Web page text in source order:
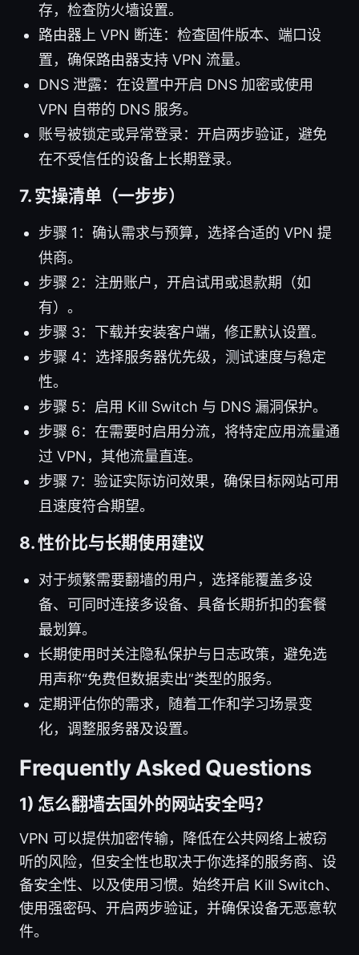
存，检查防火墙设置。
路由器上 VPN 断连：检查固件版本、端口设
置，确保路由器支持 VPN 流量。
DNS 泄露：在设置中开启 DNS 加密或使用
VPN 自带的 DNS 服务。
账号被锁定或异常登录：开启两步验证，避免
在不受信任的设备上长期登录。
7. 实操清单（一步步）
步骤 1：确认需求与预算，选择合适的 VPN 提
供商。
步骤 2：注册账户，开启试用或退款期（如
有）。
步骤 3：下载并安装客户端，修正默认设置。
步骤 4：选择服务器优先级，测试速度与稳定
性。
步骤 5：启用 Kill Switch 与 DNS 漏洞保护。
步骤 6：在需要时启用分流，将特定应用流量通
过 VPN，其他流量直连。
步骤 7：验证实际访问效果，确保目标网站可用
且速度符合期望。
8. 性价比与长期使用建议
对于频繁需要翻墙的用户，选择能覆盖多设
备、可同时连接多设备、具备长期折扣的套餐
最划算。
长期使用时关注隐私保护与日志政策，避免选
用声称“免费但数据卖出”类型的服务。
定期评估你的需求，随着工作和学习场景变
化，调整服务器及设置。
Frequently Asked Questions
1) 怎么翻墙去国外的网站安全吗？
VPN 可以提供加密传输，降低在公共网络上被窃
听的风险，但安全性也取决于你选择的服务商、设
备安全性、以及使用习惯。始终开启 Kill Switch、
使用强密码、开启两步验证，并确保设备无恶意软
件。